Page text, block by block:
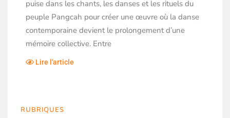
puise dans les chants, les danses et les rituels du
peuple Pangcah pour créer une œuvre où la danse
contemporaine devient le prolongement d’une
mémoire collective. Entre
Lire l'article
RUBRIQUES